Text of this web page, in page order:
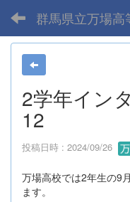
群馬県立万場高
2学年イン
12
投稿日時 : 2024/09/26
万場高校では2年生の9
ます。